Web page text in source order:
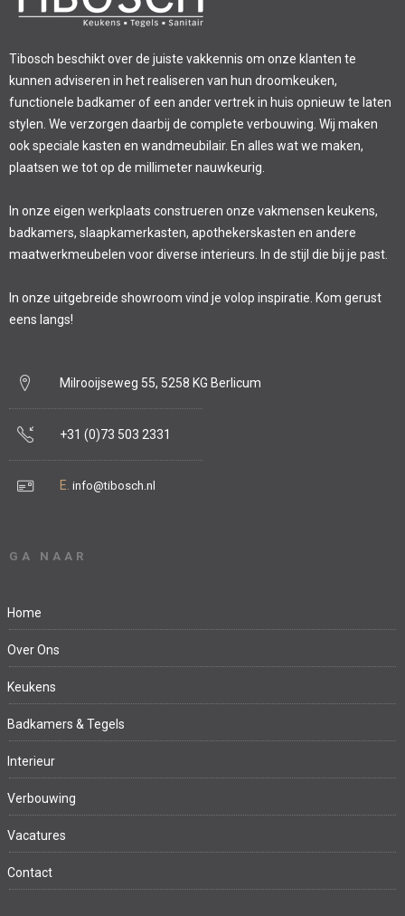
Tibosch beschikt over de juiste vakkennis om onze klanten te
kunnen adviseren in het realiseren van hun droomkeuken,
functionele badkamer of een ander vertrek in huis opnieuw te laten
stylen. We verzorgen daarbij de complete verbouwing. Wij maken
ook speciale kasten en wandmeubilair. En alles wat we maken,
plaatsen we tot op de millimeter nauwkeurig.
In onze eigen werkplaats construeren onze vakmensen keukens,
badkamers, slaapkamerkasten, apothekerskasten en andere
maatwerkmeubelen voor diverse interieurs. In de stijl die bij je past.
In onze uitgebreide showroom vind je volop inspiratie. Kom gerust
eens langs!
Milrooijseweg 55, 5258 KG Berlicum
+31 (0)73 503 2331
E. info@tibosch.nl
GA NAAR
Home
Over Ons
Keukens
Badkamers & Tegels
Interieur
Verbouwing
Vacatures
Contact